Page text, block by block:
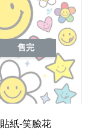
售完
貼紙-笑臉花